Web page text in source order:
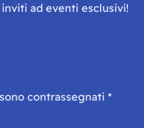
ad eventi esclusivi!
contrassegnati *